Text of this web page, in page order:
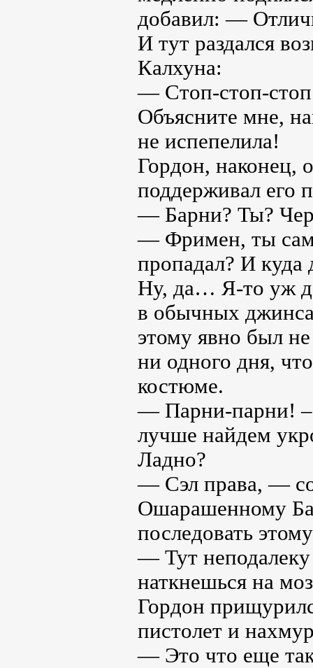
добавил: —
И тут раздался
Калхуна:
— Стоп-стоп-
Объясните мне,
не испепелила!
Гордон, наконец,
поддерживал его
— Барни? Ты?
— Фримен, ты
пропадал? И куда
Ну, да… Я-то уж
в обычных
этому явно был
ни одного дня,
костюме.
— Парни-парни! –
лучше найдем
Ладно?
— Сэл права, —
Ошарашенному
последовать
— Тут
наткнешься на
Гордон
пистолет и
— Это что еще